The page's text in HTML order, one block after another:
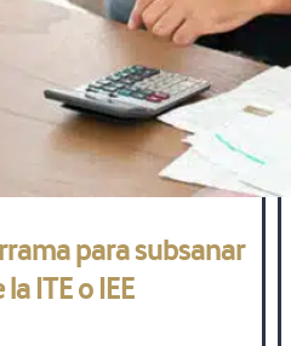
para subsanar
ITE o IEE